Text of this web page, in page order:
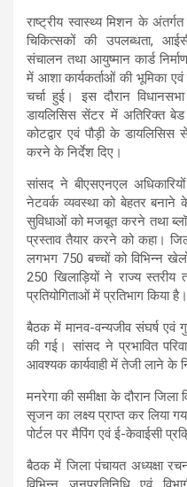
राष्ट्रीय स्वास्थ्य मिशन के
चिकित्सकों की उपलब्धता,
संचालन तथा आयुष्मान कार्ड
में आशा कार्यकर्ताओं की भूमिका
चर्चा हुई। इस दौरान
डायलिसिस सेंटर में अतिरिक्त
कोटद्वार एवं पौड़ी के डायलिसिस
करने के निर्देश दिए।
सांसद ने बीएसएनएल
नेटवर्क व्यवस्था को बेहतर बनाने
सुविधाओं को मजबूत करने तथा
प्रस्ताव तैयार करने को कहा।
लगभग 750 बच्चों को विभिन्न
250 खिलाड़ियों ने राज्य स्तरीय
प्रतियोगिताओं में प्रतिभाग किया है।
बैठक में मानव-वन्यजीव संघर्ष एवं
की गई। सांसद ने प्रभावित
आवश्यक कार्यवाही में तेजी लाने के
मनरेगा की समीक्षा के दौरान जिला
सृजन का लक्ष्य प्राप्त कर लिया
पोर्टल पर मैपिंग एवं ई-केवाईसी
बैठक में जिला पंचायत अध्यक्षा